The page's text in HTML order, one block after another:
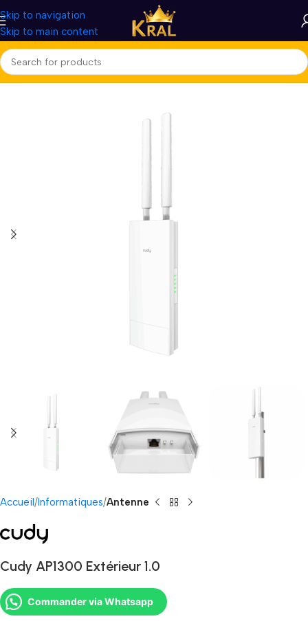
Skip to navigation
Skip to main content
Accueil Informatiques Antenne
Cudy AP1300 Extérieur 1.0
Commander via Whatsapp